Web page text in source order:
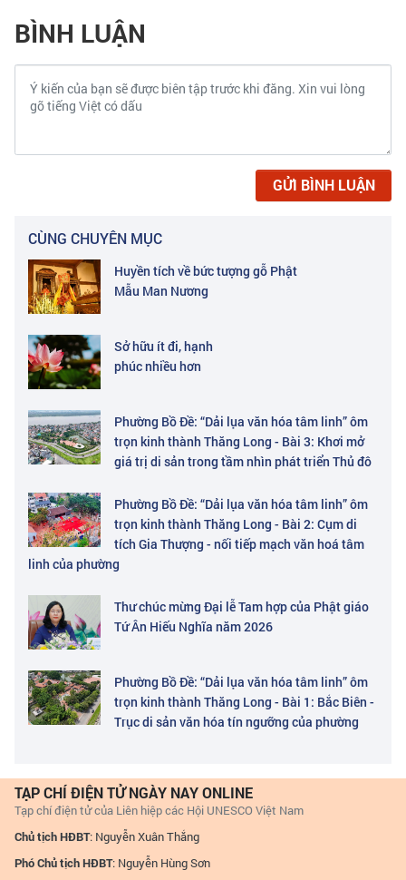
BÌNH LUẬN
GỬI BÌNH LUẬN
CÙNG CHUYÊN MỤC
Huyền tích về bức tượng gỗ Phật
Mẫu Man Nương
Sở hữu ít đi, hạnh
phúc nhiều hơn
Phường Bồ Đề: “Dải lụa văn hóa tâm linh” ôm
trọn kinh thành Thăng Long - Bài 3: Khơi mở
giá trị di sản trong tầm nhìn phát triển Thủ đô
Phường Bồ Đề: “Dải lụa văn hóa tâm linh” ôm
trọn kinh thành Thăng Long - Bài 2: Cụm di
tích Gia Thượng - nối tiếp mạch văn hoá tâm
linh của phường
Thư chúc mừng Đại lễ Tam hợp của Phật giáo
Tứ Ân Hiếu Nghĩa năm 2026
Phường Bồ Đề: “Dải lụa văn hóa tâm linh” ôm
trọn kinh thành Thăng Long - Bài 1: Bắc Biên -
Trục di sản văn hóa tín ngưỡng của phường
TẠP CHÍ ĐIỆN TỬ NGÀY NAY ONLINE
Tạp chí điện tử của Liên hiệp các Hội UNESCO Việt Nam
Chủ tịch HĐBT: Nguyễn Xuân Thắng
Phó Chủ tịch HĐBT: Nguyễn Hùng Sơn